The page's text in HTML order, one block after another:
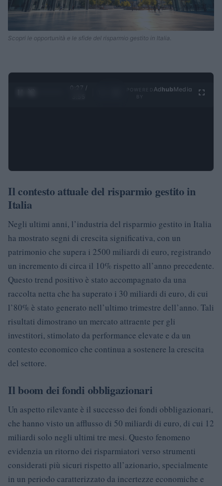
Scopri le opportunità e le sfide del risparmio gestito in Italia.
0:28 /
Ad hubMedia
Il contesto attuale del risparmio gestito in
Italia
Negli ultimi anni, l’industria del risparmio gestito in Italia
ha mostrato segni di crescita significativa, con un
patrimonio che supera i 2500 miliardi di euro, registrando
un incremento di circa il 10% rispetto all’anno precedente.
Questo trend positivo è stato accompagnato da una
raccolta netta che ha superato i 30 miliardi di euro, di cui
l’80% è stato generato nell’ultimo trimestre dell’anno. Tali
risultati dimostrano un mercato attraente per gli
investitori, stimolato da performance elevate e da un
contesto economico che continua a sostenere la crescita
del settore.
Il boom dei fondi obbligazionari
Un aspetto rilevante è il successo dei fondi obbligazionari,
che hanno visto un afflusso di 50 miliardi di euro, di cui 12
miliardi solo negli ultimi tre mesi. Questo fenomeno
evidenzia un ritorno dei risparmiatori verso strumenti
considerati più sicuri rispetto all’azionario, specialmente
in un periodo caratterizzato da incertezze economiche e